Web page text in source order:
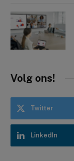
Volg ons!
Twitter
LinkedIn